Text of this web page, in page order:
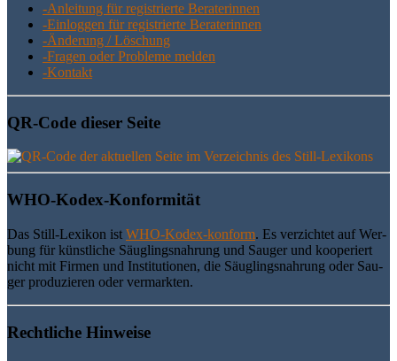
-Anlei­tung für regis­trier­te Beraterinnen
-Ein­log­gen für regis­trier­te Beraterinnen
-Ände­rung / Löschung
-Fra­gen oder Pro­ble­me melden
-Kon­takt
QR-Code die­ser Seite
WHO-Kodex-Kon­for­mi­tät
Das Still-Lexi­kon ist WHO-Kodex-kon­form. Es ver­zich­tet auf Wer­
bung für künst­li­che Säug­lings­nah­rung und Sau­ger und koope­riert
nicht mit Fir­men und Insti­tu­tio­nen, die Säug­lings­nah­rung oder Sau­
ger pro­du­zie­ren oder vermarkten.
Recht­li­che Hinweise